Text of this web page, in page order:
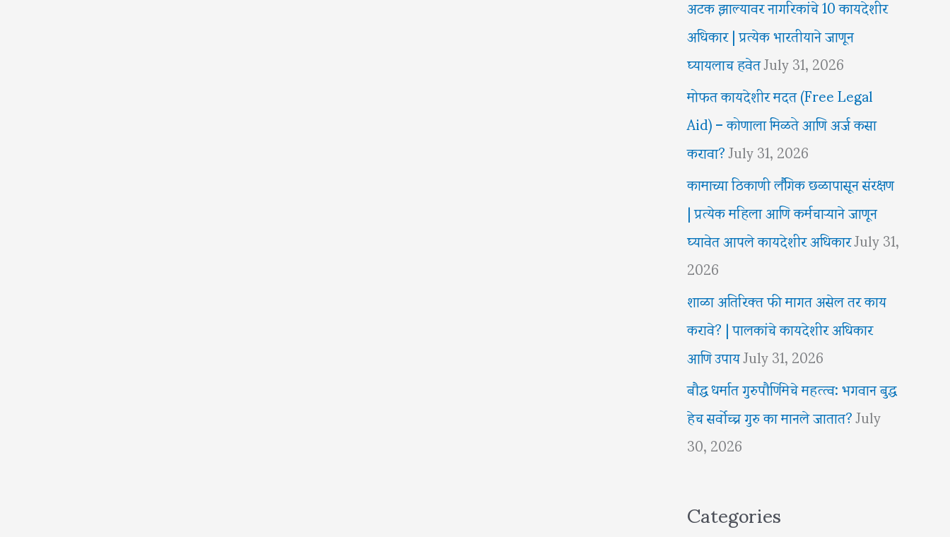
अधिकार | प्रत्येक भारतीयाने जाणून
घ्यायलाच हवेतJuly 31, 2026
मोफत कायदेशीर मदत (Free Legal
Aid) – कोणाला मिळते आणि अर्ज कसा
करावा?July 31, 2026
कामाच्या ठिकाणी लैंगिक छळापासून संरक्षण
| प्रत्येक महिला आणि कर्मचाऱ्याने जाणून
घ्यावेत आपले कायदेशीर अधिकारJuly 31,
2026
शाळा अतिरिक्त फी मागत असेल तर काय
करावे? | पालकांचे कायदेशीर अधिकार
आणि उपायJuly 31, 2026
बौद्ध धर्मात गुरुपौर्णिमेचे महत्त्व: भगवान बुद्ध
हेच सर्वोच्च गुरु का मानले जातात?July
30, 2026
Categories